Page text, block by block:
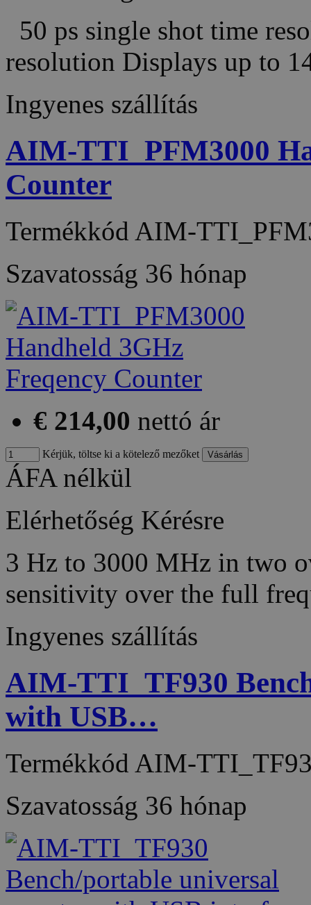
50 ps single shot time
resolution Displays up to
Ingyenes szállítás
AIM-TTI_PFM3000
Counter
Termékkód AIM-
Szavatosság 36 hónap
€ 214,00 nettó ár
Kérjük, töltse ki a kötelező mezőket
ÁFA nélkül
Elérhetőség Kérésre
3 Hz to 3000 MHz in two
sensitivity over the full
Ingyenes szállítás
AIM-TTI_TF930
with USB…
Termékkód AIM-
Szavatosság 36 hónap